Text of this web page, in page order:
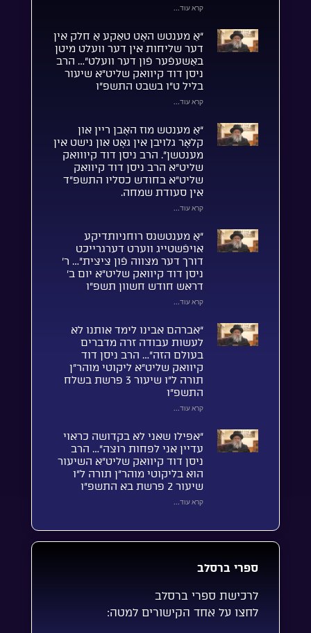
קרא עוד...
“אַ מענטש האָט טאַקע אַ חלק אין
דער שליחות אין דער וועלט מיטן
באַשעפֿער פֿון דער וועלט”… הרב
ניסן דוד קיוואק שליט”א שיעור
בליל ט”ו בשבט התשפ”ו
קרא עוד...
“אַ מענטש מוז האָבן ריין און
קלאָר גלויבן אין גאָט און נישט אין
מענטשן”. הרב ניסן דוד קיווואק
שליט”א הרב ניסן דוד קיוואק
שליט”א בחודש כסליו התשפ”ד
אין סעודת שמחה.
קרא עוד...
“אַ מענטשנס רוחניותדיקע
אויפֿשטייג ווערט דערגרייכט
דורך דער מצווה פֿון ציצית”… ר’
ניסן דוד קיוואק שליט”א יום ב’
דראש חודש חשוון תשפ”ו
קרא עוד...
“אברהם אבינו לימד אותנו לא
לעשות עבודה זרה מדברים
בעולם הזה”… הרב ניסן דוד
קיוואק שליט”א ליקוטי מוהר”ן
תורה ל”ו שיעור 3 פרשת בשלח
התשפ”ו
קרא עוד...
“אפילו שאני לא בקדושה כראוי
עדיין אני לפחות רוצה”… הרב
ניסן דוד קיוואק שליט”א השיעור
הוא בליקוטי מוהר”ן תורה ל”ו
שיעור 2 פרשת בא התשפ”ו
קרא עוד...
ספרי ברסלב
לרכישת ספרי ברסלב
לחצו על אחד הקישורים למטה: